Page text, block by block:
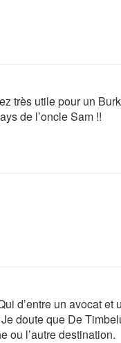
très utile pour un
de l’oncle Sam !!
d’entre un avocat
doute que De
ou l’autre destination.